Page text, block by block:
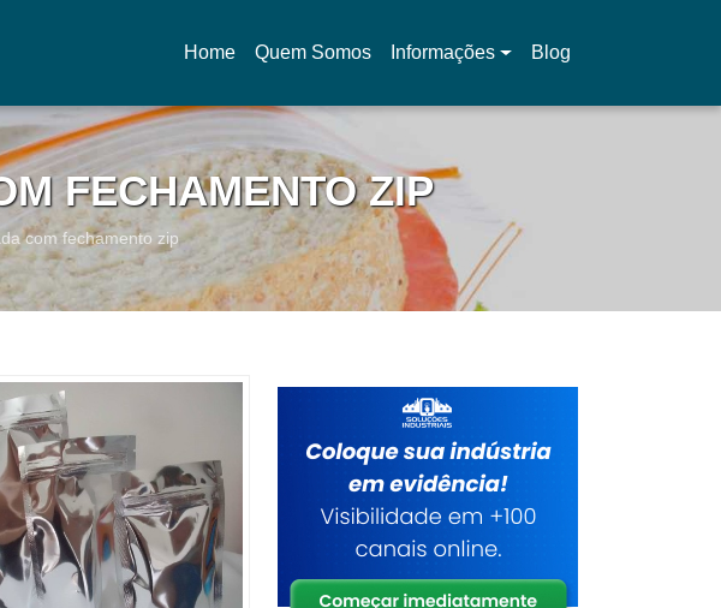
Home
(current)
Quem Somos Informações Blog
FECHAMENTO ZIP
com fechamento zip